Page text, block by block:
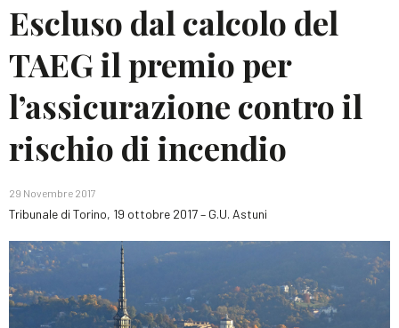
Escluso dal calcolo del
TAEG il premio per
l’assicurazione contro il
rischio di incendio
29 Novembre 2017
Tribunale di Torino, 19 ottobre 2017 – G.U. Astuni